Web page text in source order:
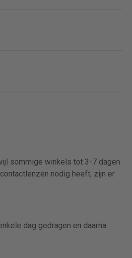
sommige winkels tot 3-7 dagen
nodig heeft, zijn er
dag gedragen en daarna